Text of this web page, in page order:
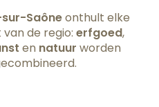
Saôneonthult elke
de regio: erfgoed,
en natuur worden